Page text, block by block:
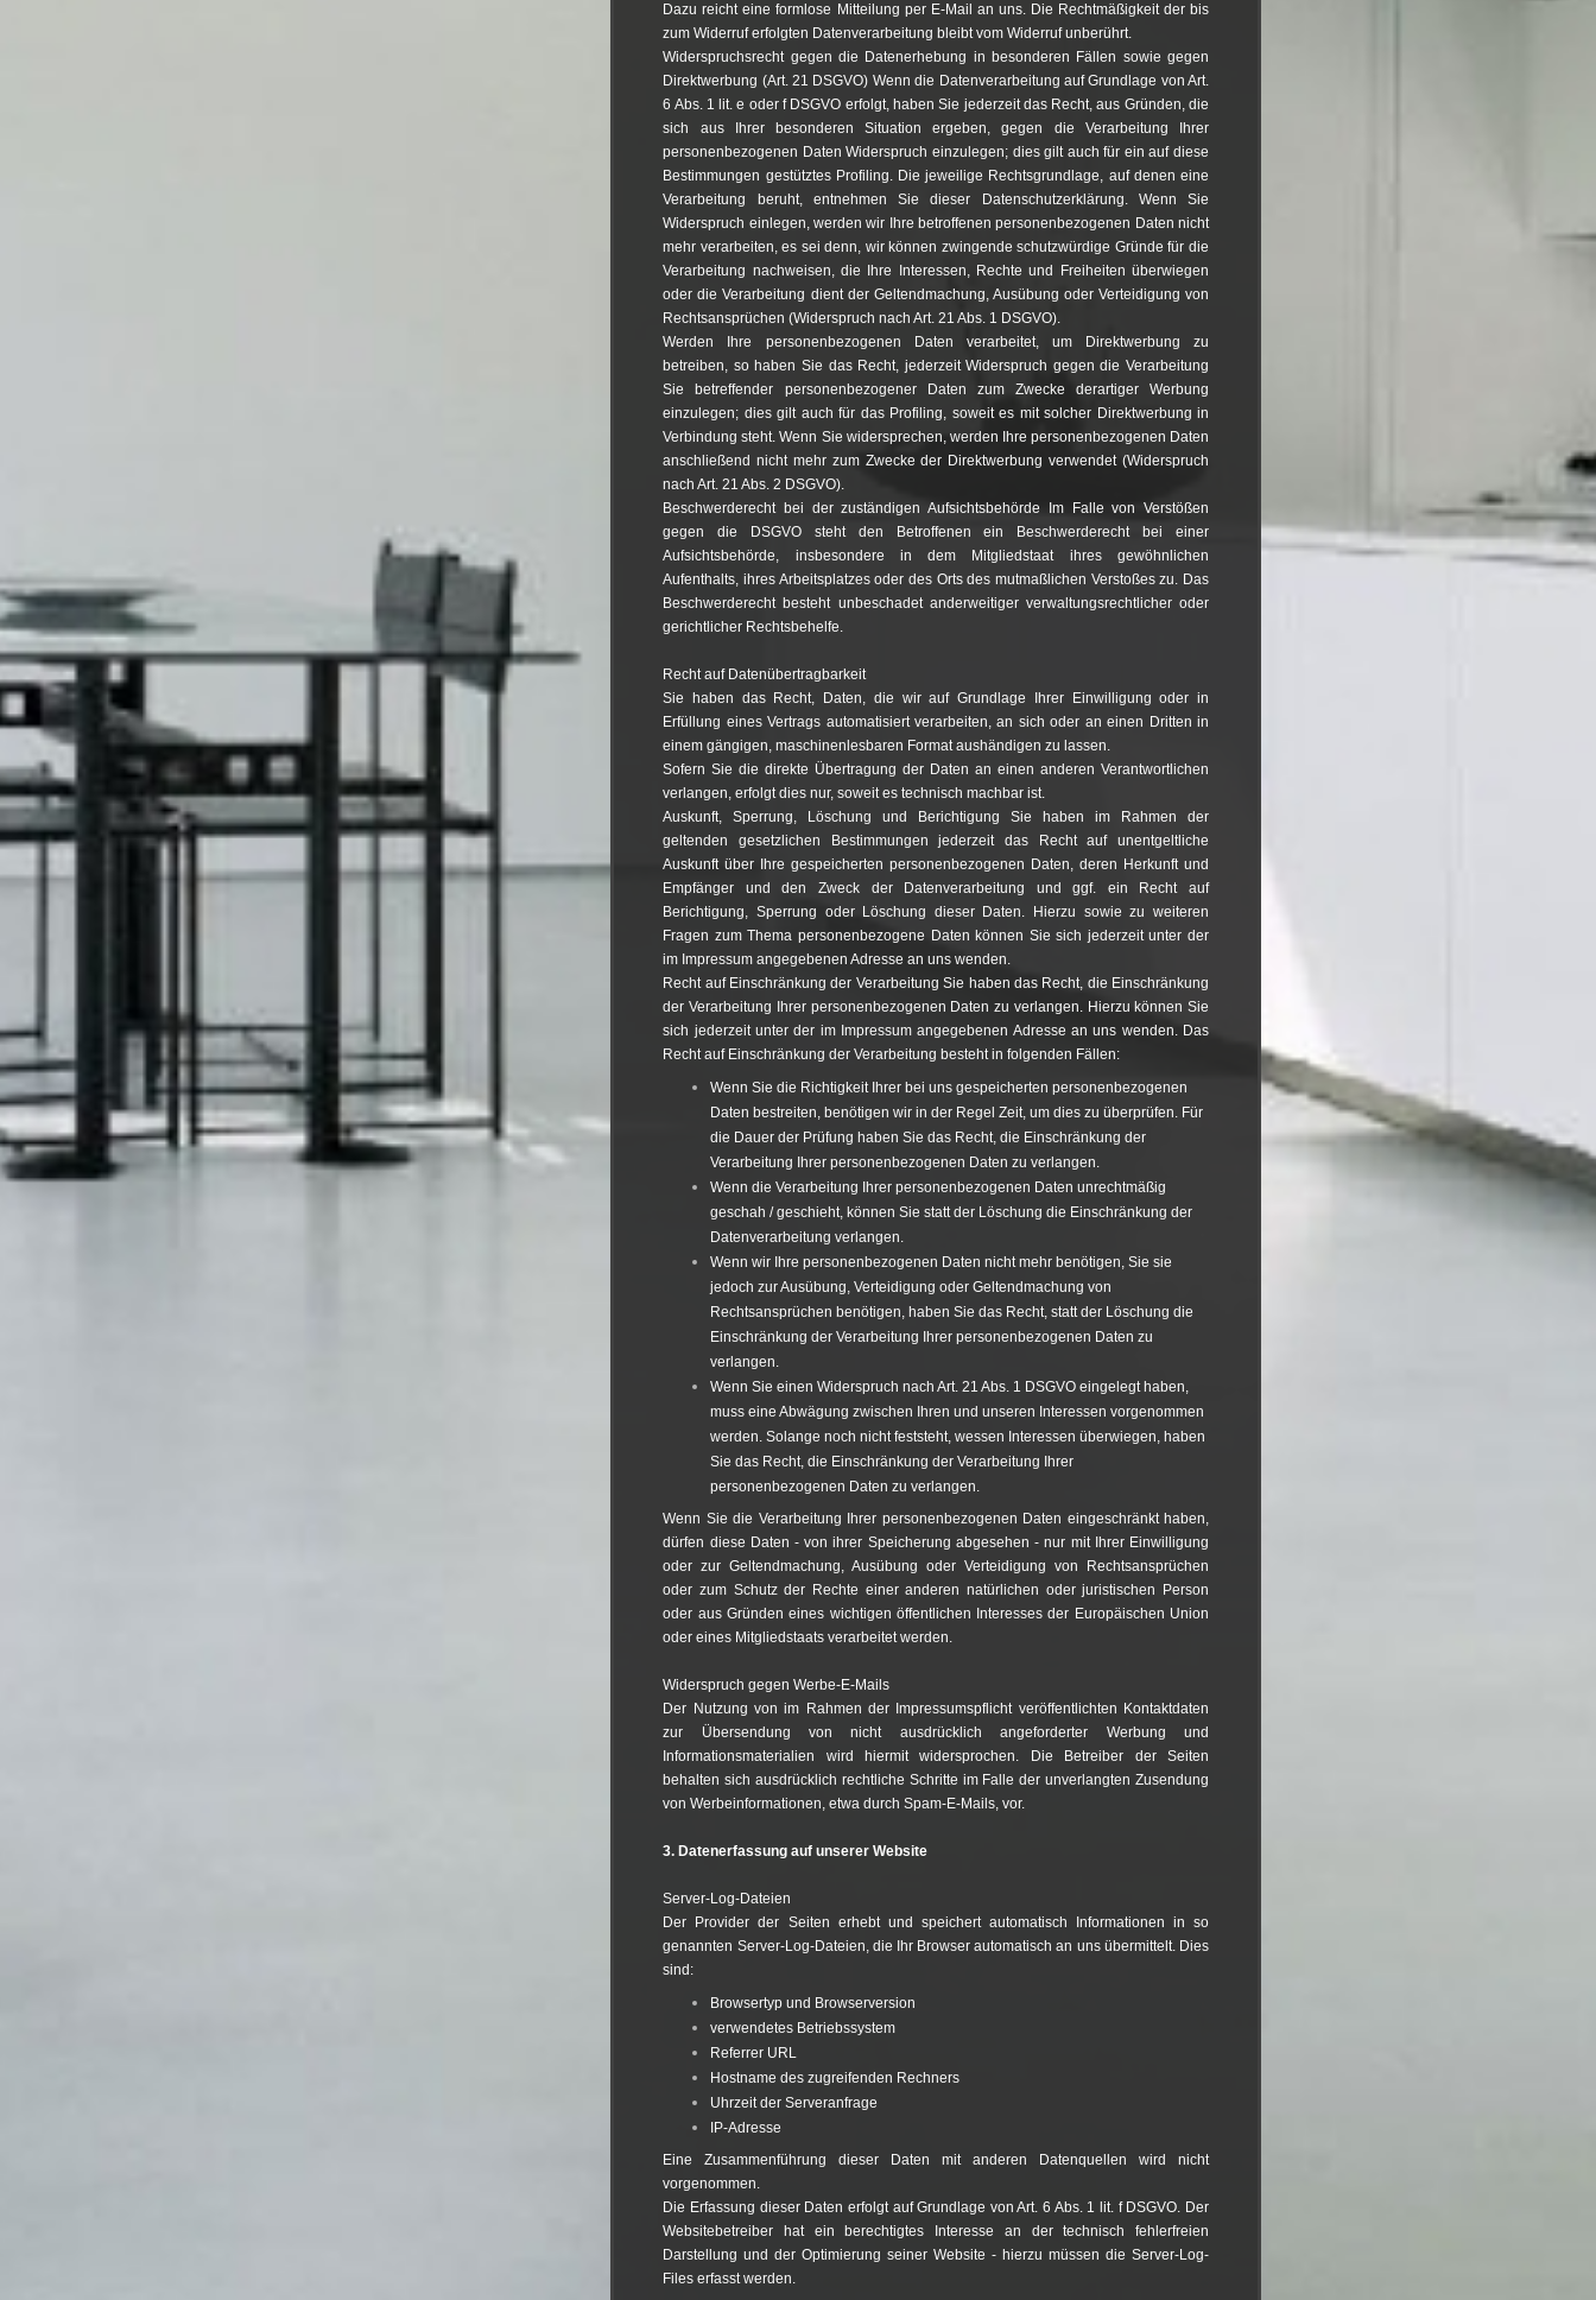
Dazu reicht eine formlose Mitteilung per E-Mail an uns. Die Rechtmäßigkeit der bis
zum Widerruf erfolgten Datenverarbeitung bleibt vom Widerruf unberührt.
Widerspruchsrecht gegen die Datenerhebung in besonderen Fällen sowie gegen
Direktwerbung (Art. 21 DSGVO) Wenn die Datenverarbeitung auf Grundlage von Art.
6 Abs. 1 lit. e oder f DSGVO erfolgt, haben Sie jederzeit das Recht, aus Gründen, die
sich aus Ihrer besonderen Situation ergeben, gegen die Verarbeitung Ihrer
personenbezogenen Daten Widerspruch einzulegen; dies gilt auch für ein auf diese
Bestimmungen gestütztes Profiling. Die jeweilige Rechtsgrundlage, auf denen eine
Verarbeitung beruht, entnehmen Sie dieser Datenschutzerklärung. Wenn Sie
Widerspruch einlegen, werden wir Ihre betroffenen personenbezogenen Daten nicht
mehr verarbeiten, es sei denn, wir können zwingende schutzwürdige Gründe für die
Verarbeitung nachweisen, die Ihre Interessen, Rechte und Freiheiten überwiegen
oder die Verarbeitung dient der Geltendmachung, Ausübung oder Verteidigung von
Rechtsansprüchen (Widerspruch nach Art. 21 Abs. 1 DSGVO).
Werden Ihre personenbezogenen Daten verarbeitet, um Direktwerbung zu
betreiben, so haben Sie das Recht, jederzeit Widerspruch gegen die Verarbeitung
Sie betreffender personenbezogener Daten zum Zwecke derartiger Werbung
einzulegen; dies gilt auch für das Profiling, soweit es mit solcher Direktwerbung in
Verbindung steht. Wenn Sie widersprechen, werden Ihre personenbezogenen Daten
anschließend nicht mehr zum Zwecke der Direktwerbung verwendet (Widerspruch
nach Art. 21 Abs. 2 DSGVO).
Beschwerderecht bei der zuständigen Aufsichtsbehörde Im Falle von Verstößen
gegen die DSGVO steht den Betroffenen ein Beschwerderecht bei einer
Aufsichtsbehörde, insbesondere in dem Mitgliedstaat ihres gewöhnlichen
Aufenthalts, ihres Arbeitsplatzes oder des Orts des mutmaßlichen Verstoßes zu. Das
Beschwerderecht besteht unbeschadet anderweitiger verwaltungsrechtlicher oder
gerichtlicher Rechtsbehelfe.
Recht auf Datenübertragbarkeit
Sie haben das Recht, Daten, die wir auf Grundlage Ihrer Einwilligung oder in
Erfüllung eines Vertrags automatisiert verarbeiten, an sich oder an einen Dritten in
einem gängigen, maschinenlesbaren Format aushändigen zu lassen.
Sofern Sie die direkte Übertragung der Daten an einen anderen Verantwortlichen
verlangen, erfolgt dies nur, soweit es technisch machbar ist.
Auskunft, Sperrung, Löschung und Berichtigung Sie haben im Rahmen der
geltenden gesetzlichen Bestimmungen jederzeit das Recht auf unentgeltliche
Auskunft über Ihre gespeicherten personenbezogenen Daten, deren Herkunft und
Empfänger und den Zweck der Datenverarbeitung und ggf. ein Recht auf
Berichtigung, Sperrung oder Löschung dieser Daten. Hierzu sowie zu weiteren
Fragen zum Thema personenbezogene Daten können Sie sich jederzeit unter der
im Impressum angegebenen Adresse an uns wenden.
Recht auf Einschränkung der Verarbeitung Sie haben das Recht, die Einschränkung
der Verarbeitung Ihrer personenbezogenen Daten zu verlangen. Hierzu können Sie
sich jederzeit unter der im Impressum angegebenen Adresse an uns wenden. Das
Recht auf Einschränkung der Verarbeitung besteht in folgenden Fällen:
Wenn Sie die Richtigkeit Ihrer bei uns gespeicherten personenbezogenen
Daten bestreiten, benötigen wir in der Regel Zeit, um dies zu überprüfen. Für
die Dauer der Prüfung haben Sie das Recht, die Einschränkung der
Verarbeitung Ihrer personenbezogenen Daten zu verlangen.
Wenn die Verarbeitung Ihrer personenbezogenen Daten unrechtmäßig
geschah / geschieht, können Sie statt der Löschung die Einschränkung der
Datenverarbeitung verlangen.
Wenn wir Ihre personenbezogenen Daten nicht mehr benötigen, Sie sie
jedoch zur Ausübung, Verteidigung oder Geltendmachung von
Rechtsansprüchen benötigen, haben Sie das Recht, statt der Löschung die
Einschränkung der Verarbeitung Ihrer personenbezogenen Daten zu
verlangen.
Wenn Sie einen Widerspruch nach Art. 21 Abs. 1 DSGVO eingelegt haben,
muss eine Abwägung zwischen Ihren und unseren Interessen vorgenommen
werden. Solange noch nicht feststeht, wessen Interessen überwiegen, haben
Sie das Recht, die Einschränkung der Verarbeitung Ihrer
personenbezogenen Daten zu verlangen.
Wenn Sie die Verarbeitung Ihrer personenbezogenen Daten eingeschränkt haben,
dürfen diese Daten - von ihrer Speicherung abgesehen - nur mit Ihrer Einwilligung
oder zur Geltendmachung, Ausübung oder Verteidigung von Rechtsansprüchen
oder zum Schutz der Rechte einer anderen natürlichen oder juristischen Person
oder aus Gründen eines wichtigen öffentlichen Interesses der Europäischen Union
oder eines Mitgliedstaats verarbeitet werden.
Widerspruch gegen Werbe-E-Mails
Der Nutzung von im Rahmen der Impressumspflicht veröffentlichten Kontaktdaten
zur Übersendung von nicht ausdrücklich angeforderter Werbung und
Informationsmaterialien wird hiermit widersprochen. Die Betreiber der Seiten
behalten sich ausdrücklich rechtliche Schritte im Falle der unverlangten Zusendung
von Werbeinformationen, etwa durch Spam-E-Mails, vor.
3. Datenerfassung auf unserer Website
Server-Log-Dateien
Der Provider der Seiten erhebt und speichert automatisch Informationen in so
genannten Server-Log-Dateien, die Ihr Browser automatisch an uns übermittelt. Dies
sind:
Browsertyp und Browserversion
verwendetes Betriebssystem
Referrer URL
Hostname des zugreifenden Rechners
Uhrzeit der Serveranfrage
IP-Adresse
Eine Zusammenführung dieser Daten mit anderen Datenquellen wird nicht
vorgenommen.
Die Erfassung dieser Daten erfolgt auf Grundlage von Art. 6 Abs. 1 lit. f DSGVO. Der
Websitebetreiber hat ein berechtigtes Interesse an der technisch fehlerfreien
Darstellung und der Optimierung seiner Website - hierzu müssen die Server-Log-
Files erfasst werden.